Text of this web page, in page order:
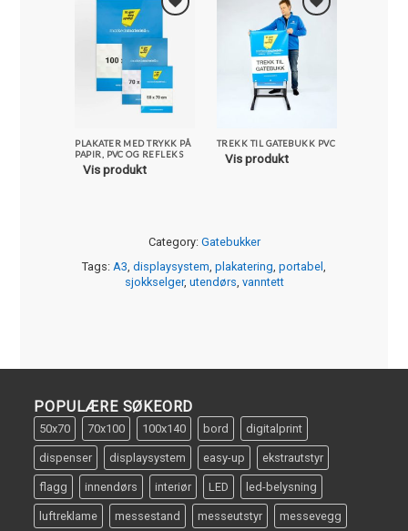
Legg i
Favoritter
PLAKATER MED TRYKK PÅ
PAPIR, PVC OG REFLEKS
Vis produkt
Legg i
Favoritter
TREKK TIL GATEBUKK PVC
Vis produkt
Category: Gatebukker
Tags: A3 displaysystem plakatering portabel
sjokkselger, utendørs vanntett
POPULÆRE SØKEORD
50x70 70x100 100x140 bord digitalprint
dispenser displaysystem easy-up ekstrautstyr
flagg innendørs interiør LED led-belysning
luftreklame messestand messeutstyr messevegg